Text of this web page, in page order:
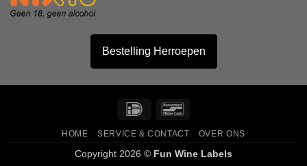
Bestelling Herroepen
IDeal
HOME SERVICE & CONTACT OVER ONS
Copyright 2026 © Fun Wine Labels